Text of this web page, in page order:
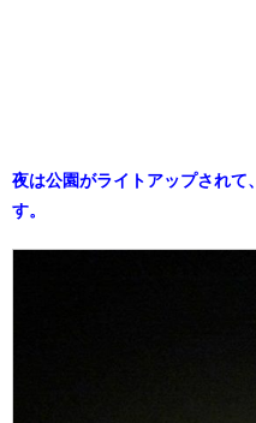
夜は公園がライトアップされて、
す。